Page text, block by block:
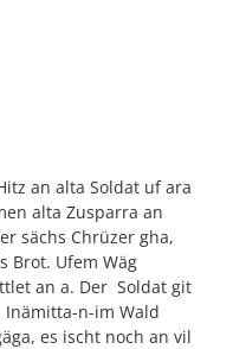
an alta Soldat uf ara
alta Zusparra an
sächs Chrüzer gha,
Brot. Ufem Wäg
an a. Der Soldat git
n-im Wald
es ischt noch an vil